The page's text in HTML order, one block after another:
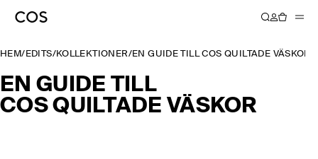
HEM/ EDITS/KOLLEKTIONER/EN GUIDE TILL COS QUILTADE VÄSKOR
EN GUIDE TILL
COS QUILTADE VÄSKOR